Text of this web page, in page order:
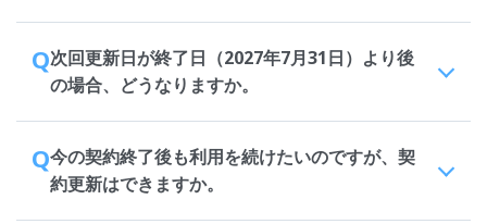
Q次回更新日が終了日（2027年7月31日）より後
の場合、どうなりますか。
Q今の契約終了後も利用を続けたいのですが、契
約更新はできますか。